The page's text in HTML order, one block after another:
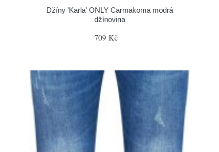
Džíny 'Karla' ONLY Carmakoma modrá
džínovina
709 Kč